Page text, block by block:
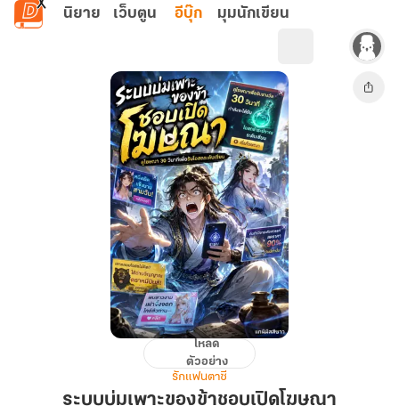
ข้ามไปยังเนื้อหาหลัก
นิยาย เว็บตูน อีบุ๊ก มุมนักเขียน
ระบบ
เพาะ
โหลด
ตัวอย่าง
รักแฟนตาซี
ระบบบ่มเพาะของข้าชอบเปิดโฆษณา